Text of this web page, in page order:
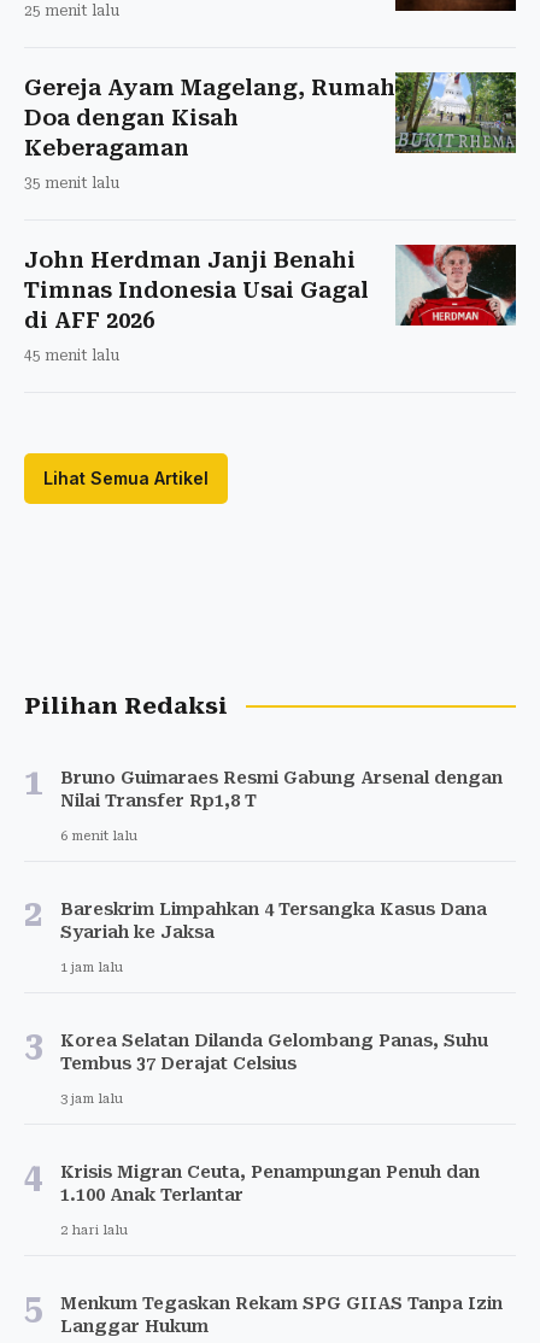
25 menit lalu
Gereja Ayam Magelang, Rumah
Doa dengan Kisah
Keberagaman
35 menit lalu
John Herdman Janji Benahi
Timnas Indonesia Usai Gagal
di AFF 2026
45 menit lalu
Lihat Semua Artikel
Pilihan Redaksi
1
Bruno Guimaraes Resmi Gabung Arsenal dengan
Nilai Transfer Rp1,8 T
6 menit lalu
2
Bareskrim Limpahkan 4 Tersangka Kasus Dana
Syariah ke Jaksa
1 jam lalu
3
Korea Selatan Dilanda Gelombang Panas, Suhu
Tembus 37 Derajat Celsius
3 jam lalu
4
Krisis Migran Ceuta, Penampungan Penuh dan
1.100 Anak Terlantar
2 hari lalu
5
Menkum Tegaskan Rekam SPG GIIAS Tanpa Izin
Langgar Hukum